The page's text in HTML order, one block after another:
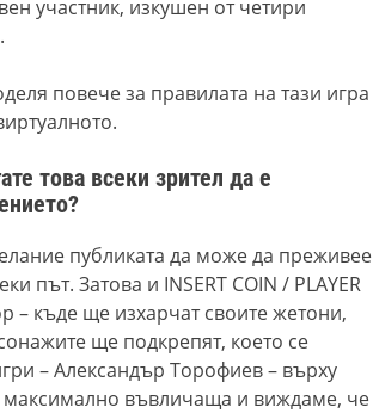
участник, изкушен от четири
повече за правилата на тази игра
това всеки зрител да е
публиката да може да преживее
път. Затова и INSERT COIN / PLAYER
– къде ще изхарчат своите жетони,
ще подкрепят, което се
– Александър Торофиев– върху
максимално въвличаща и виждаме, че